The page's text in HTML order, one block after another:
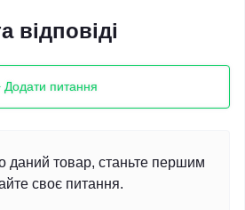
відповіді
Додати питання
даний товар, станьте першим
своє питання.